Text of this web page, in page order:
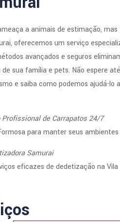
a animais de estimação,
oferecemos um serviço
avançados e seguros
sua família e pets. Não espere
e saiba como podemos ajudá-lo
de Carrapatos 24/7
para manter seus
Samurai
eficazes de dedetização na